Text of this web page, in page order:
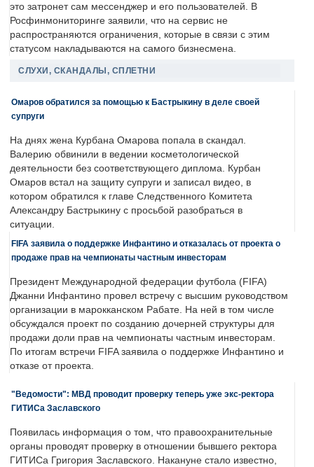
это затронет сам мессенджер и его пользователей. В
Росфинмониторинге заявили, что на сервис не
распространяются ограничения, которые в связи с этим
статусом накладываются на самого бизнесмена.
СЛУХИ, СКАНДАЛЫ, СПЛЕТНИ
Омаров обратился за помощью к Бастрыкину в деле своей
супруги
На днях жена Курбана Омарова попала в скандал.
Валерию обвинили в ведении косметологической
деятельности без соответствующего диплома. Курбан
Омаров встал на защиту супруги и записал видео, в
котором обратился к главе Следственного Комитета
Александру Бастрыкину с просьбой разобраться в
ситуации.
FIFA заявила о поддержке Инфантино и отказалась от проекта о
продаже прав на чемпионаты частным инвесторам
Президент Международной федерации футбола (FIFA)
Джанни Инфантино провел встречу с высшим руководством
организации в марокканском Рабате. На ней в том числе
обсуждался проект по созданию дочерней структуры для
продажи доли прав на чемпионаты частным инвесторам.
По итогам встречи FIFA заявила о поддержке Инфантино и
отказе от проекта.
"Ведомости": МВД проводит проверку теперь уже экс-ректора
ГИТИСа Заславского
Появилась информация о том, что правоохранительные
органы проводят проверку в отношении бывшего ректора
ГИТИСа Григория Заславского. Накануне стало известно,